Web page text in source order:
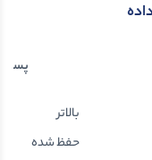
بالاتر
حفظ شده